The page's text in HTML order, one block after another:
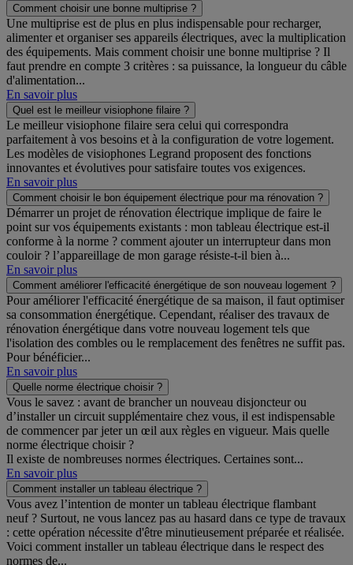
Comment choisir une bonne multiprise ?
Une multiprise est de plus en plus indispensable pour recharger,
alimenter et organiser ses appareils électriques, avec la multiplication
des équipements. Mais comment choisir une bonne multiprise ? Il
faut prendre en compte 3 critères : sa puissance, la longueur du câble
d'alimentation...
En savoir plus
Quel est le meilleur visiophone filaire ?
Le meilleur visiophone filaire sera celui qui correspondra
parfaitement à vos besoins et à la configuration de votre logement.
Les modèles de visiophones Legrand proposent des fonctions
innovantes et évolutives pour satisfaire toutes vos exigences.
En savoir plus
Comment choisir le bon équipement électrique pour ma rénovation ?
Démarrer un projet de rénovation électrique implique de faire le
point sur vos équipements existants : mon tableau électrique est-il
conforme à la norme ? comment ajouter un interrupteur dans mon
couloir ? l’appareillage de mon garage résiste-t-il bien à...
En savoir plus
Comment améliorer l'efficacité énergétique de son nouveau logement ?
Pour améliorer l'efficacité énergétique de sa maison, il faut optimiser
sa consommation énergétique. Cependant, réaliser des travaux de
rénovation énergétique dans votre nouveau logement tels que
l'isolation des combles ou le remplacement des fenêtres ne suffit pas.
Pour bénéficier...
En savoir plus
Quelle norme électrique choisir ?
Vous le savez : avant de brancher un nouveau disjoncteur ou
d’installer un circuit supplémentaire chez vous, il est indispensable
de commencer par jeter un œil aux règles en vigueur. Mais quelle
norme électrique choisir ?
Il existe de nombreuses normes électriques. Certaines sont...
En savoir plus
Comment installer un tableau électrique ?
Vous avez l’intention de monter un tableau électrique flambant
neuf ? Surtout, ne vous lancez pas au hasard dans ce type de travaux
: cette opération nécessite d'être minutieusement préparée et réalisée.
Voici comment installer un tableau électrique dans le respect des
normes de...